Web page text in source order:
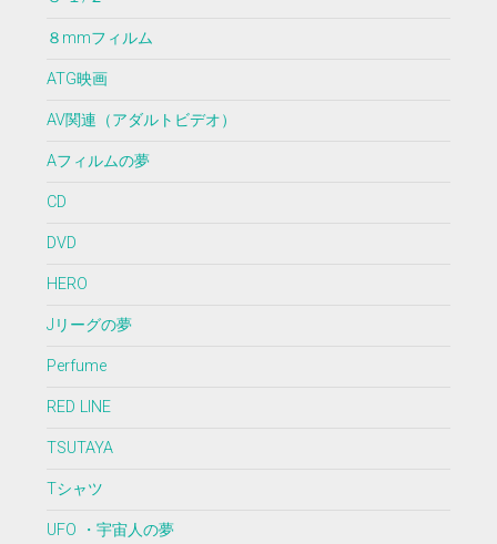
８mmフィルム
ATG映画
AV関連（アダルトビデオ）
Aフィルムの夢
CD
DVD
HERO
Jリーグの夢
Perfume
RED LINE
TSUTAYA
Tシャツ
UFO ・宇宙人の夢